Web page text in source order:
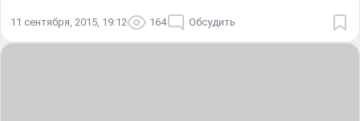
11 сентября, 2015, 19:12 164 Обсудить